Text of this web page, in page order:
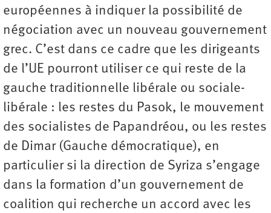
européennes à indiquer la possibilité de
négociation avec un nouveau gouvernement
grec. C’est dans ce cadre que les dirigeants
de l’UE pourront utiliser ce qui reste de la
gauche traditionnelle libérale ou sociale-
libérale : les restes du Pasok, le mouvement
des socialistes de Papandréou, ou les restes
de Dimar (Gauche démocratique), en
particulier si la direction de Syriza s’engage
dans la formation d’un gouvernement de
coalition qui recherche un accord avec les